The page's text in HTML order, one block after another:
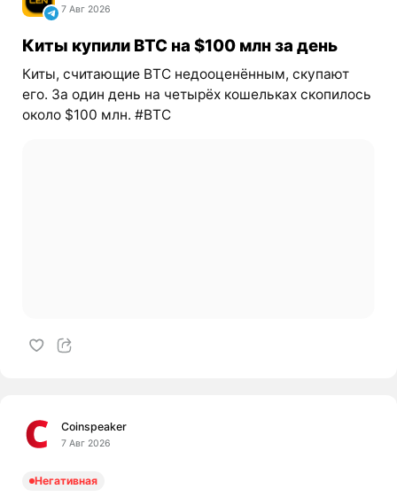
7 Авг 2026
Киты купили BTC на $100 млн за день
Киты, считающие BTC недооценённым, скупают
его. За один день на четырёх кошельках скопилось
около $100 млн. #BTC
Coinspeaker
7 Авг 2026
Негативная